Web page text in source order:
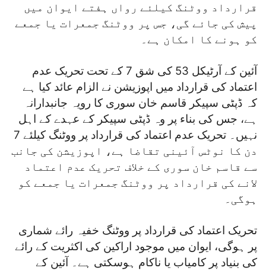
قرارداد ووٹنگ کیلئے رواں ہفتے ایوان میں
پیش کی جائے گی، جس پر ووٹنگ جمعرات یا جمعے
کو ہونے کا امکان ہے۔
آئین کے آرٹیکل 53 کی شق 7 کے تحت تحریک عدم
اعتماد کی قرارداد میں اپوزیشن نے الزام عائد کیا ہے
کہ ڈپٹی سپیکر قاسم خان سوری کا رویہ جانبدارانہ
ہے، جس کی بناء پر وہ ڈپٹی سپیکر کے عہدے کے اہل
نہیں۔ تحریک عدم اعتماد کی قرارداد پر ووٹنگ کیلئے 7
دن کا نوٹس آئینی تقاضا ہے، اپوزیشن کی جانب
سے قاسم خان سوری کے خلاف تحریک عدم اعتماد
لانے کی قرارداد پر ووٹنگ جمعرات یا جمعے کو
ہوگی۔
تحریک اعتماد کی قرارداد پر ووٹنگ خفیہ رائے شماری
پر ہوگی، ایوان میں موجود اراکین کی اکثریت کے رائے
کی بنیاد پر کامیاب یا ناکام ہوسکتی ہے۔ آئین کے